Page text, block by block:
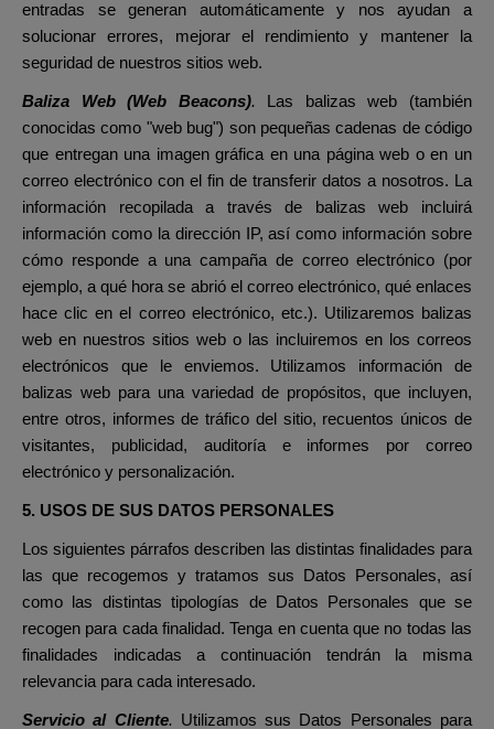
entradas se generan automáticamente y nos ayudan a
solucionar errores, mejorar el rendimiento y mantener la
seguridad de nuestros sitios web.
Baliza Web (Web Beacons). Las balizas web (también
conocidas como "web bug") son pequeñas cadenas de código
que entregan una imagen gráfica en una página web o en un
correo electrónico con el fin de transferir datos a nosotros. La
información recopilada a través de balizas web incluirá
información como la dirección IP, así como información sobre
cómo responde a una campaña de correo electrónico (por
ejemplo, a qué hora se abrió el correo electrónico, qué enlaces
hace clic en el correo electrónico, etc.). Utilizaremos balizas
web en nuestros sitios web o las incluiremos en los correos
electrónicos que le enviemos. Utilizamos información de
balizas web para una variedad de propósitos, que incluyen,
entre otros, informes de tráfico del sitio, recuentos únicos de
visitantes, publicidad, auditoría e informes por correo
electrónico y personalización.
5. USOS DE SUS DATOS PERSONALES
Los siguientes párrafos describen las distintas finalidades para
las que recogemos y tratamos sus Datos Personales, así
como las distintas tipologías de Datos Personales que se
recogen para cada finalidad. Tenga en cuenta que no todas las
finalidades indicadas a continuación tendrán la misma
relevancia para cada interesado.
Servicio al Cliente. Utilizamos sus Datos Personales para